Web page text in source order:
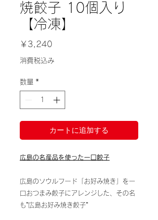
焼餃子 10個入り
【冷凍】
￥3,240
格
消費税込み
数量 *
カートに追加する
広島の名産品を使った一口餃子
広島のソウルフード「お好み焼き」を一
口おつまみ餃子にアレンジした、その名
も”広島お好み焼き餃子”